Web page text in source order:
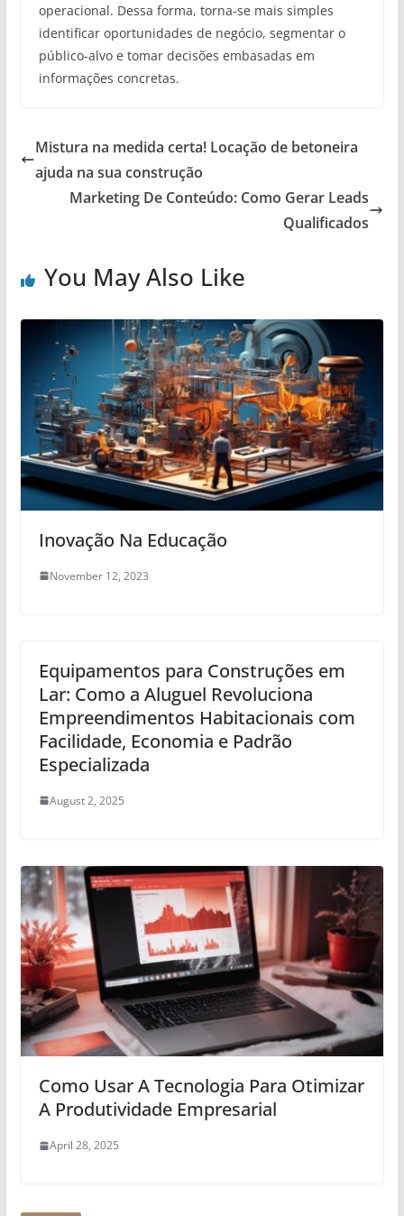
operacional. Dessa forma, torna-se mais simples
identificar oportunidades de negócio, segmentar o
público-alvo e tomar decisões embasadas em
informações concretas.
Mistura na medida certa! Locação de betoneira
ajuda na sua construção
Marketing De Conteúdo: Como Gerar Leads
Qualificados
You May Also Like
Inovação Na Educação
November 12, 2023
Equipamentos para Construções em
Lar: Como a Aluguel Revoluciona
Empreendimentos Habitacionais com
Facilidade, Economia e Padrão
Especializada
August 2, 2025
Como Usar A Tecnologia Para Otimizar
A Produtividade Empresarial
April 28, 2025